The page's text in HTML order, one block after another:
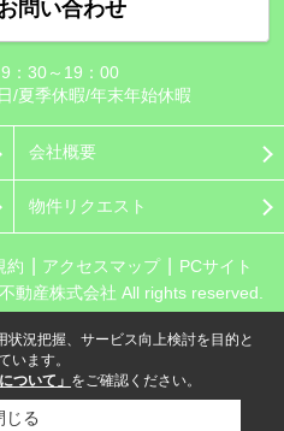
問い合わせ
9：30～19：00
/夏季休暇/年末年始休暇
会社概要
物件リクエスト
約 アクセスマップ
PCサイト
動産株式会社 All rights reserved.
況把握、サービス向上検討を目的と
います。
ついて」 をご確認ください。
じる